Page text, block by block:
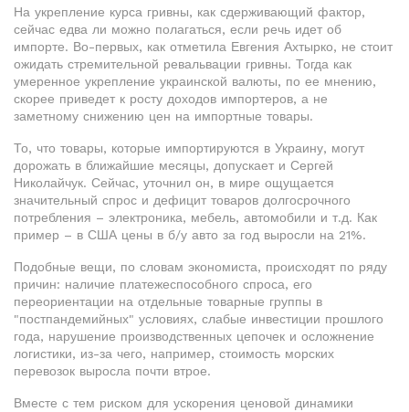
На укрепление курса гривны, как сдерживающий фактор,
сейчас едва ли можно полагаться, если речь идет об
импорте. Во-первых, как отметила Евгения Ахтырко, не стоит
ожидать стремительной ревальвации гривны. Тогда как
умеренное укрепление украинской валюты, по ее мнению,
скорее приведет к росту доходов импортеров, а не
заметному снижению цен на импортные товары.
То, что товары, которые импортируются в Украину, могут
дорожать в ближайшие месяцы, допускает и Сергей
Николайчук. Сейчас, уточнил он, в мире ощущается
значительный спрос и дефицит товаров долгосрочного
потребления – электроника, мебель, автомобили и т.д. Как
пример – в США цены в б/у авто за год выросли на 21%.
Подобные вещи, по словам экономиста, происходят по ряду
причин: наличие платежеспособного спроса, его
переориентации на отдельные товарные группы в
"постпандемийных" условиях, слабые инвестиции прошлого
года, нарушение производственных цепочек и осложнение
логистики, из-за чего, например, стоимость морских
перевозок выросла почти втрое.
Вместе с тем риском для ускорения ценовой динамики